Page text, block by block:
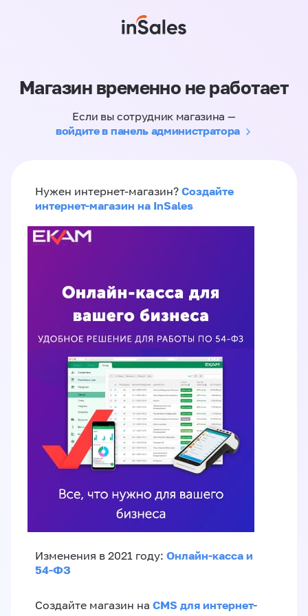
Магазин временно не работает
Если вы сотрудник магазина —
войдите в панель администратора
Нужен интернет-магазин? Создайте
интернет-магазин на InSales
Изменения в 2021 году: Онлайн-касса и
54-ФЗ
Создайте магазин на CMS для интернет-